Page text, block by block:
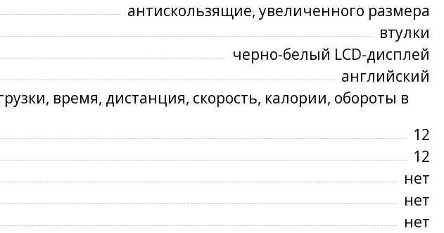
антискользящие, увеличенного размера
втулки
черно-белый LCD-дисплей
английский
время, дистанция, скорость, калории, обороты в
12
12
нет
нет
нет